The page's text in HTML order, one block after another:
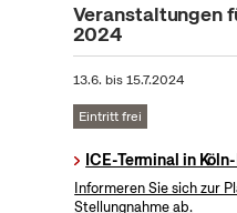
Veranstaltungen
2024
13.6. bis15.7.2024
Eintritt frei
ICE-Terminal in
Informeren Sie sich zur
Stellungnahme ab.